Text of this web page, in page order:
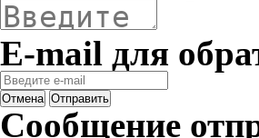
E-mail для
Отмена Отправить
Сообщение